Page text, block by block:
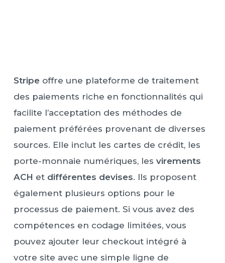
Stripe offre une plateforme de traitement
des paiements riche en fonctionnalités qui
facilite l’acceptation des méthodes de
paiement préférées provenant de diverses
sources. Elle inclut les cartes de crédit, les
porte-monnaie numériques, les virements
ACH et différentes devises. Ils proposent
également plusieurs options pour le
processus de paiement. Si vous avez des
compétences en codage limitées, vous
pouvez ajouter leur checkout intégré à
votre site avec une simple ligne de